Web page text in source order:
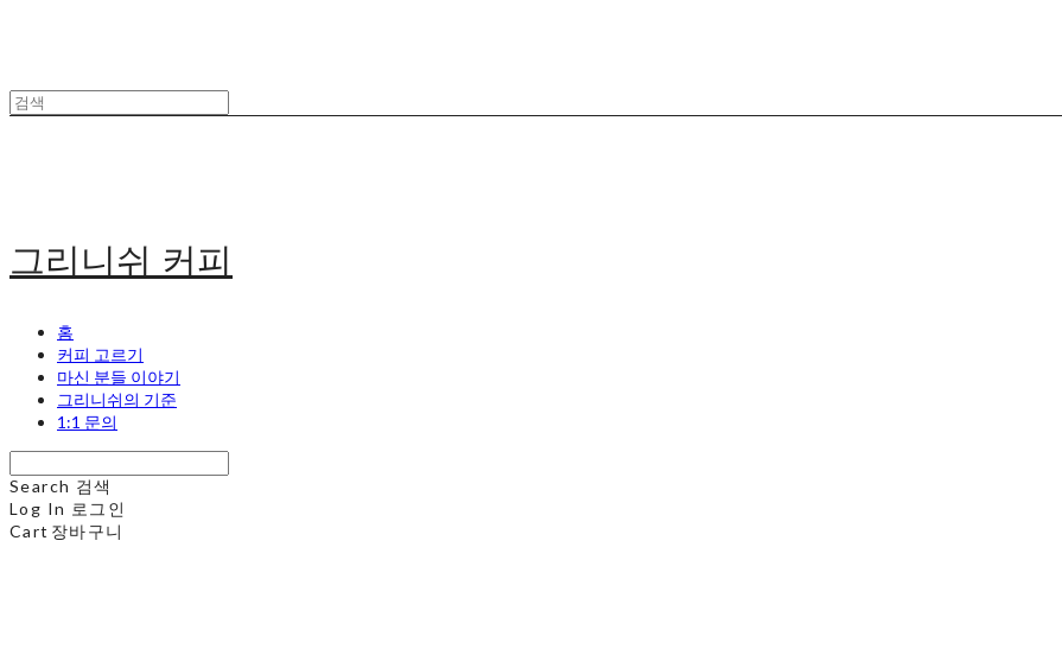
그리니쉬 커피
홈
커피 고르기
마신 분들 이야기
그리니쉬의 기준
1:1 문의
Search 검색
Log In 로그인
Cart 장바구니